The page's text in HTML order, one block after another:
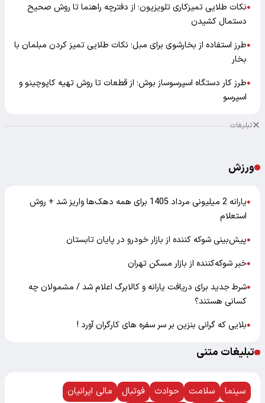
●نکات طلایی تمیزکاری تلویزیون؛ از دفترچه راهنما تا روش صحیح
دستمال کشیدن
●طرز استفاده از بخارشوی برای مبل؛ نکات طلایی تمیز کردن مبلمان با
بخار
●طرز کار دستگاه اسپرسوساز بوش؛ از قطعات تا روش تهیه کاپوچینو و
اسپرسو
تبلیغات
ورزش
●
یارانه 2 میلیونی مرداد 1405 برای همه دهک‌ها واریز شد + روش
استعلام
●پیش‌بینی شوکه کننده از بازار خودرو در پایان تابستان
●خبر شوکه‌کننده از بازار مسکن تهران
●شرط جدید برای دریافت یارانه و کالابرگ اعلام شد / مشمولان چه
کسانی هستند؟
●بلایی که گرانی بنزین بر سر سفره های کارگران آورد !
تبلیغات متنی
سینما سلامت حوادث فوتبال
مالی ایرانیان